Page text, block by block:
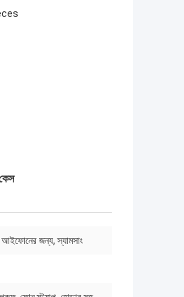
জন্য, স্যামসাং